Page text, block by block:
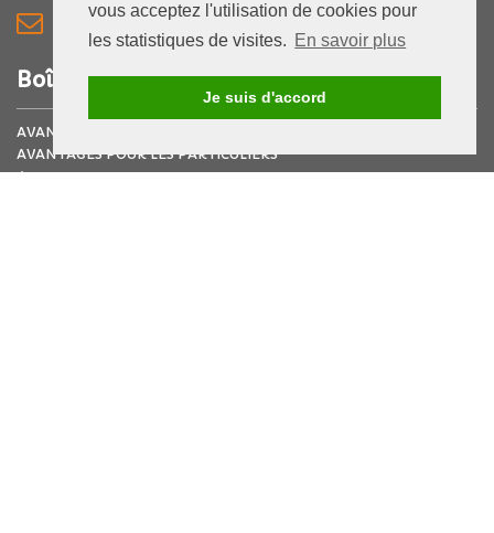
vous acceptez l'utilisation de cookies pour
les statistiques de visites. En savoir plus
Je suis d'accord
EMAIL
esatenvol@unapei66.org
Boîte à outils
AVANTAGES POUR LES ENTREPRISES
AVANTAGES POUR LES PARTICULIERS